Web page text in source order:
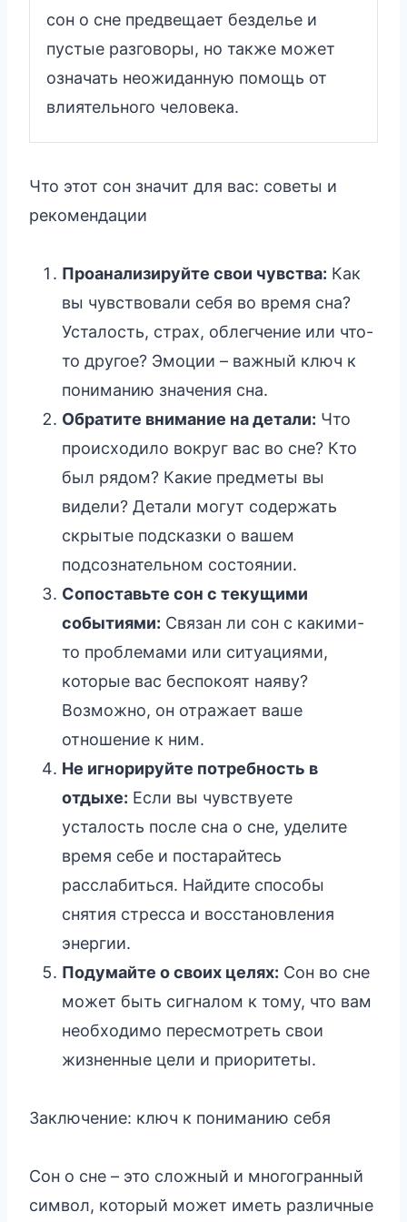
сон о сне предвещает безделье и
пустые разговоры, но также может
означать неожиданную помощь от
влиятельного человека.
Что этот сон значит для вас: советы и
рекомендации
Проанализируйте свои чувства: Как
вы чувствовали себя во время сна?
Усталость, страх, облегчение или что-
то другое? Эмоции – важный ключ к
пониманию значения сна.
Обратите внимание на детали: Что
происходило вокруг вас во сне? Кто
был рядом? Какие предметы вы
видели? Детали могут содержать
скрытые подсказки о вашем
подсознательном состоянии.
Сопоставьте сон с текущими
событиями: Связан ли сон с какими-
то проблемами или ситуациями,
которые вас беспокоят наяву?
Возможно, он отражает ваше
отношение к ним.
Не игнорируйте потребность в
отдыхе: Если вы чувствуете
усталость после сна о сне, уделите
время себе и постарайтесь
расслабиться. Найдите способы
снятия стресса и восстановления
энергии.
Подумайте о своих целях: Сон во сне
может быть сигналом к тому, что вам
необходимо пересмотреть свои
жизненные цели и приоритеты.
Заключение: ключ к пониманию себя
Сон о сне – это сложный и многогранный
символ, который может иметь различные